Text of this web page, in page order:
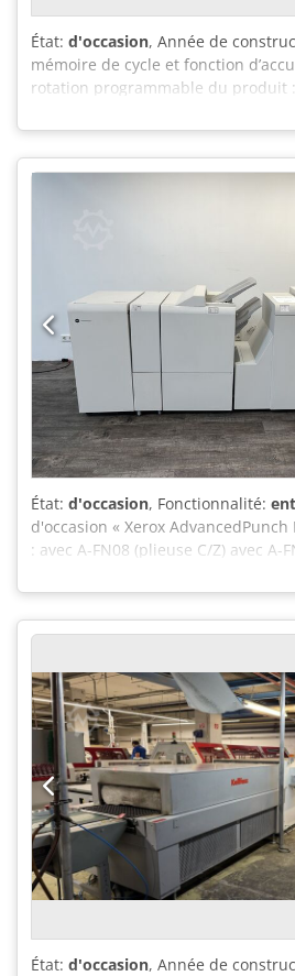
État: d'occasion, Année de
mémoire de cycle et fonction
rotation programmable du produit
rotation. Contrôle par
à rouleaux, compatible avec tous
palettes complètes. Chargeur de
de palettes. Conception
couches définies. Cales coupées
contrôle de la hauteur de la pile
contrôle : interface utilisateur à
données de production.
chargées pendant que la
correspond à une palette).
État: d'occasion, Fonctionnalité:
d'occasion « Xerox
: avec A-FN08 (plieuse C/Z) avec
s'agit d'un appareil d'occasion qui
fonctionnement de l'appareil a été
d'ouverture. Veuillez prendre
entier sont possibles sur
intention. Pour plus
État: d'occasion, Année de